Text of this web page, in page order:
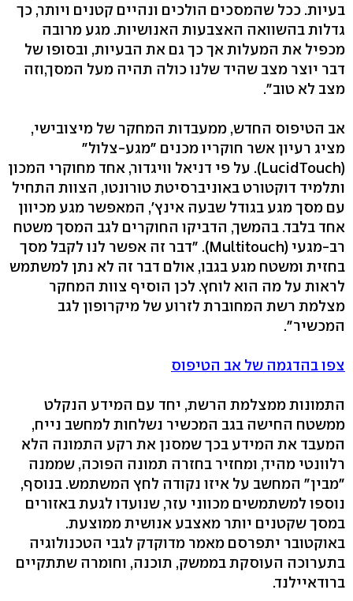
בעיות. ככל שהמסכים הולכים ונהיים קטנים ויותר, כך
גדלות בהשוואה האצבעות האנושיות. מגע מרובה
מכפיל את המעלות אך כך גם את הבעיות, ובסופו של
דבר יוצר מצב שהיד שלנו כולה תהיה מעל המסך,וזה
מצב לא טוב".
אב הטיפוס החדש, ממעבדות המחקר של מיצובישי,
מציג רעיון אשר חוקריו מכנים "מגע-צלול"
(LucidTouch). על פי דניאל וויגדור, אחד מחוקרי המכון
ותלמיד דוקטורט באוניברסיטת טורונטו, הצוות התחיל
עם מסך מגע בגודל שבעה אינץ', המאפשר מגע מכיוון
אחד בלבד. בהמשך, הדביקו החוקרים לגב המסך משטח
רב-מגעי (Multitouch). "דבר זה אפשר לנו לקבל מסך
בחזית ומשטח מגע בגבו, אולם דבר זה לא נתן למשתמש
לראות על מה הוא לוחץ. לכן הוסיף צוות המחקר
מצלמת רשת המחוברת לזרוע של מיקרופון לגב
המכשיר".
צפו בהדגמה של אב הטיפוס
התמונות ממצלמת הרשת, יחד עם המידע הנקלט
ממשטח החישה בגב המכשיר נשלחות למחשב נייח,
המעבד את המידע בכך שמסנן את רקע התמונה הלא
רלוונטי מהיד, ומחזיר בחזרה תמונה הפוכה, שממנה
"מבין" המחשב על איזו נקודה לחץ המשתמש. בנוסף,
נוספו למשתמשים מכווני עזר, שנועדו לגעת באזורים
במסך שקטנים יותר מאצבע אנושית ממוצעת.
באוקטובר יתפרסם מאמר מדוקדק לגבי הטכנולוגיה
בתערוכה העוסקת בממשק, תוכנה, וחומרה שתתקיים
ברודאיילנד.